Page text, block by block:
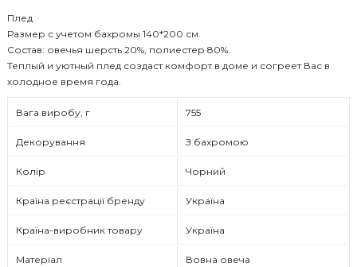
Вага виробу, г 755
Декорування З бахромою
Колір Чорний
Країна реєстрації бренду Україна
Країна-виробник товару Україна
Матеріал Вовна овеча
Плед
Размер с учетом бахромы 140*200 см.
Состав: овечья шерсть 20%, полиестер 80%.
Теплый и уютный плед создаст комфорт в доме и согреет Вас в
холодное время года.